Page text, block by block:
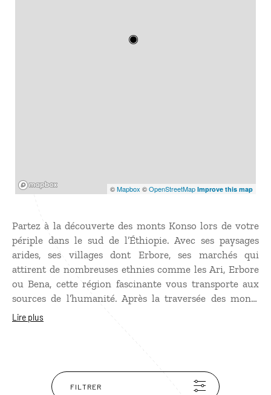
©Mapbox ©OpenStreetMap Improve this map
Partez à la découverte des monts Konso lors de votre
périple dans le sud de l’Éthiopie. Avec ses paysages
arides, ses villages dont Erbore, ses marchés qui
attirent de nombreuses ethnies comme les Ari, Erbore
ou Bena, cette région fascinante vous transporte aux
sources de l’humanité. Après la traversée des monts
Konso, vous pourrez reprendre la piste qui mène à Arba
Lire plus
FILTRER